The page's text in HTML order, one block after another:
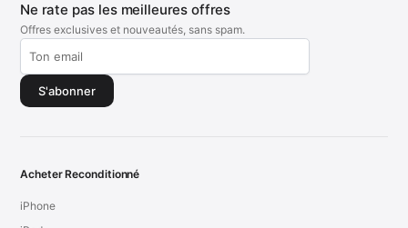
Ne rate pas les meilleures offres
Offres exclusives et nouveautés, sans spam.
S'abonner
Acheter Reconditionné
iPhone